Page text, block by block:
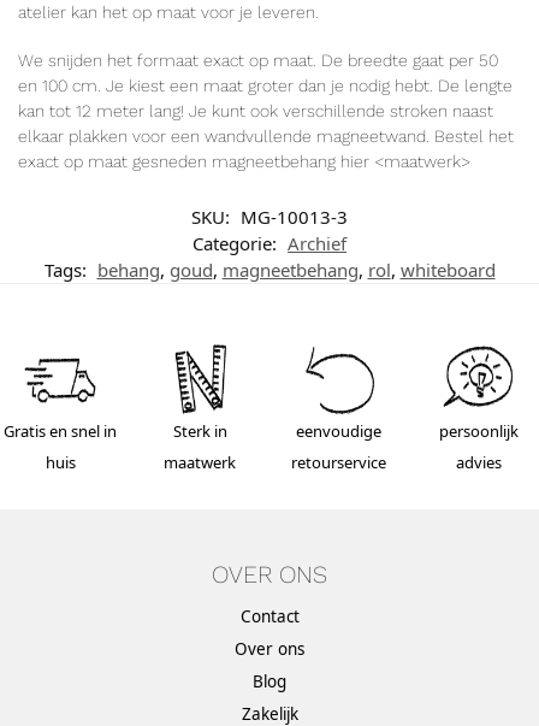
atelier kan het op maat voor je leveren.
We snijden het formaat exact op maat. De breedte gaat per 50
en 100 cm. Je kiest een maat groter dan je nodig hebt. De lengte
kan tot 12 meter lang! Je kunt ook verschillende stroken naast
elkaar plakken voor een wandvullende magneetwand. Bestel het
exact op maat gesneden magneetbehang hier <maatwerk>
SKU: MG-10013-3
Categorie: Archief
Tags: behang, goud, magneetbehang, rol, whiteboard
Gratis en snel in
huis
Sterk in
maatwerk
eenvoudige
retourservice
persoonlijk
advies
OVER ONS
Contact
Over ons
Blog
Zakelijk